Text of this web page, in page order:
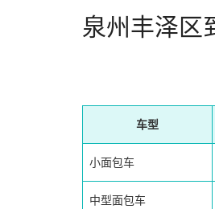
泉州丰泽区
车型
小面包车
中型面包车